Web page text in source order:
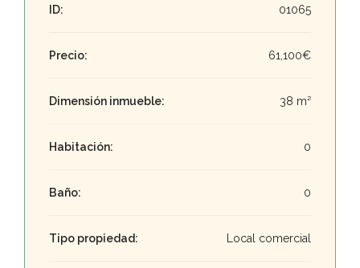
ID: 01065
Precio: 61,100€
Dimensión inmueble: 38 m²
Habitación: 0
Baño: 0
Tipo propiedad: Local comercial